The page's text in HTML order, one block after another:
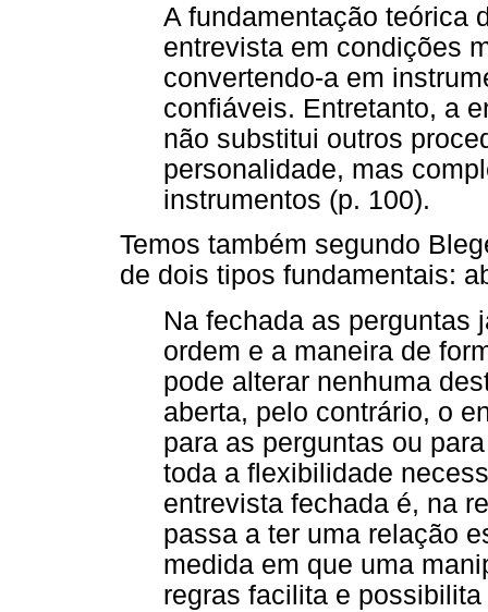
A fundamentação teórica
entrevista em condições
convertendo-a em
confiáveis. Entretanto, a
não substitui outros
personalidade, mas
instrumentos (p. 100).
Temos também segundo
de dois tipos fundamentais:
Na fechada as perguntas
ordem e a maneira de
pode alterar nenhuma
aberta, pelo contrário, o
para as perguntas ou
toda a flexibilidade
entrevista fechada é, na
passa a ter uma relação
medida em que uma
regras facilita e